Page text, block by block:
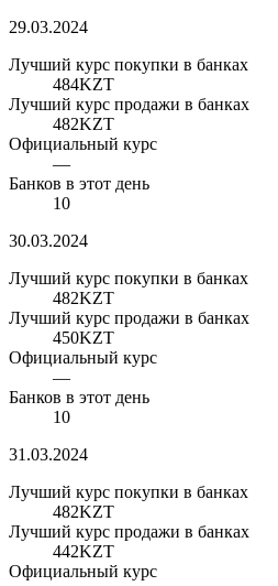
29.03.2024
Лучший курс покупки в банках
484KZT
Лучший курс продажи в банках
482KZT
Официальный курс
—
Банков в этот день
10
30.03.2024
Лучший курс покупки в банках
482KZT
Лучший курс продажи в банках
450KZT
Официальный курс
—
Банков в этот день
10
31.03.2024
Лучший курс покупки в банках
482KZT
Лучший курс продажи в банках
442KZT
Официальный курс